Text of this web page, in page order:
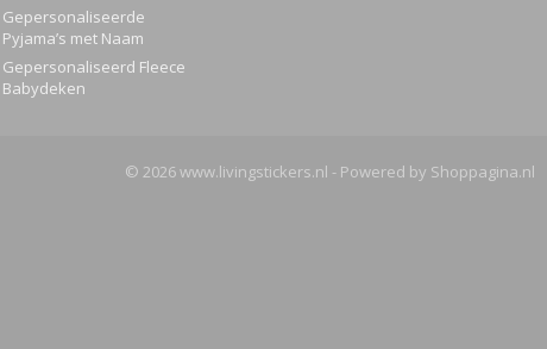
Gepersonaliseerde
Pyjama’s met Naam
Gepersonaliseerd Fleece
Babydeken
© 2026 www.livingstickers.nl - Powered by Shoppagina.nl